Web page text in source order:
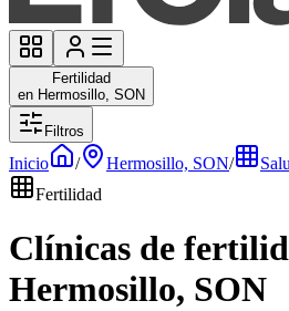
Fertilidad
en Hermosillo, SON
Filtros
Inicio / Hermosillo, SON/
Fertilidad
Clínicas de
Hermosillo, SON